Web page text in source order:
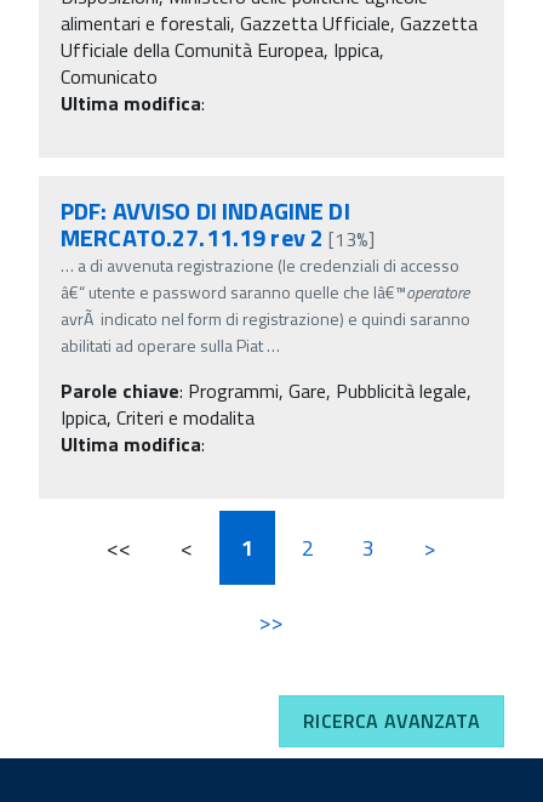
alimentari e forestali, Gazzetta Ufficiale, Gazzetta
Ufficiale della Comunità Europea, Ippica,
Comunicato
Ultima modifica:
PDF: AVVISO DI INDAGINE DI
MERCATO.27.11.19 rev 2 [13%]
… a di avvenuta registrazione (le credenziali di accesso
â€“ utente e password saranno quelle che lâ€™operatore
avrÃ indicato nel form di registrazione) e quindi saranno
abilitati ad operare sulla Piat…
Parole chiave: Programmi, Gare, Pubblicità legale,
Ippica, Criteri e modalita
Ultima modifica:
<< < 1 2 3 >
>>
RICERCA AVANZATA